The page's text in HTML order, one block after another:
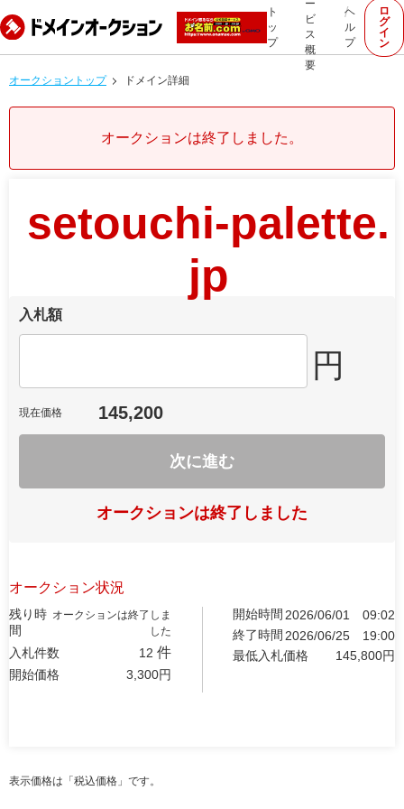
ト
ッ
プ
ー
ビ
ス
概
要
ヘ
ル
プ
ロ
グ
イ
ン
オークショントップ ドメイン詳細
オークションは終了しました。
setouchi-palette.
jp
入札額
円
現在価格 145,200
次に進む
オークションは終了しました
オークション状況
残り時
間
オークションは終了しま
した
入札件数 12 件
開始価格 3,300円
開始時間 2026/06/01
09:02
終了時間 2026/06/25
19:00
最低入札価格
145,800円
表示価格は「税込価格」です。